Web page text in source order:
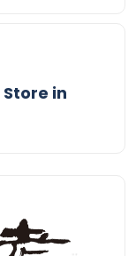
Store in